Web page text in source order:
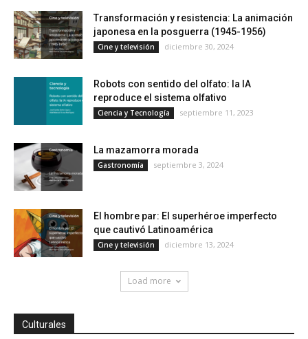
Transformación y resistencia: La animación
japonesa en la posguerra (1945-1956)
Cine y televisión diciembre 30, 2024
Robots con sentido del olfato: la IA
reproduce el sistema olfativo
Ciencia y Tecnología septiembre 11, 2023
La mazamorra morada
Gastronomía septiembre 3, 2024
El hombre par: El superhéroe imperfecto
que cautivó Latinoamérica
Cine y televisión diciembre 13, 2024
Load more
Culturales